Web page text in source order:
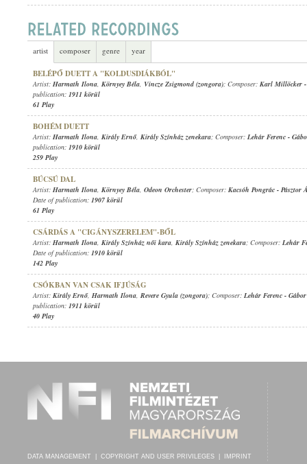
artist composer genre year
BELÉPŐ DUETT A "KOLDUSDIÁKBÓL"
Artist: Harmath Ilona, Környey Béla, Vincze Zsigmond (zongora); Composer: Karl Millöcker
publication: 1911 körül
61 Play
BOHÉM DUETT
Artist: Harmath Ilona, Király Ernő, Király Színház zenekara; Composer: Lehár Ferenc -
publication: 1910 körül
259 Play
BÚCSÚ DAL
Artist: Harmath Ilona, Környey Béla, Odeon Orchester; Composer: Kacsóh Pongrác - Pásztor
Date of publication: 1907 körül
61 Play
CSÁRDÁS A "CIGÁNYSZERELEM"-BŐL
Artist: Harmath Ilona, Király Színház női kara, Király Színház zenekara; Composer: Lehár
Date of publication: 1910 körül
142 Play
CSÓKBAN VAN CSAK IFJÚSÁG
Artist: Király Ernő, Harmath Ilona, Revere Gyula (zongora); Composer: Lehár Ferenc -
publication: 1911 körül
40 Play
DATA MANAGEMENT COPYRIGHT AND USER PRIVILEGES IMPRINT